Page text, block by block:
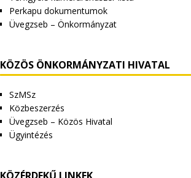
Perkapu dokumentumok
Üvegzseb – Önkormányzat
KÖZÖS ÖNKORMÁNYZATI HIVATAL
SzMSz
Közbeszerzés
Üvegzseb – Közös Hivatal
Ügyintézés
KÖZÉRDEKŰ LINKEK